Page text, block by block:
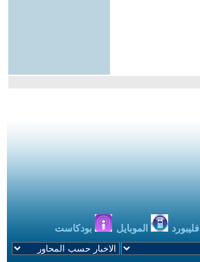
فليبورد الموبايل بودكاست